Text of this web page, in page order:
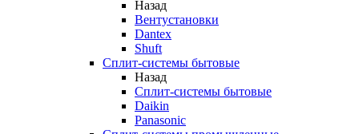
Назад
Вентустановки
Dantex
Shuft
Сплит-системы бытовые
Назад
Сплит-системы бытовые
Daikin
Panasonic